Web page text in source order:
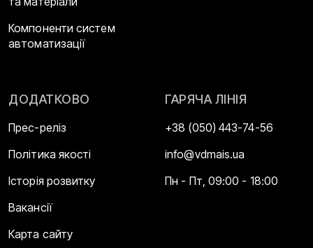
Компоненти систем
автоматизації
ДОДАТКОВО
Прес-реліз
Політика якості
Історія розвитку
Вакансії
Карта сайту
ГАРЯЧА ЛІНІЯ
+38 (050) 443-74-56
info@vdmais.ua
Пн - Пт, 09:00 - 18:00